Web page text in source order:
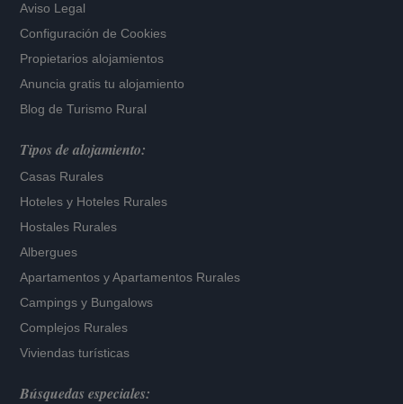
Aviso Legal
Configuración de Cookies
Propietarios alojamientos
Anuncia gratis tu alojamiento
Blog de Turismo Rural
Tipos de alojamiento:
Casas Rurales
Hoteles y Hoteles Rurales
Hostales Rurales
Albergues
Apartamentos yApartamentos Rurales
Campings y Bungalows
Complejos Rurales
Viviendas turísticas
Búsquedas especiales: